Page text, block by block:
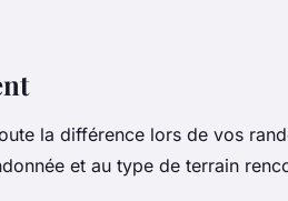
la différence lors de vos
et au type de terrain